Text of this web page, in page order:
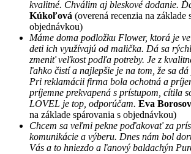
kvalitné. Chválim aj bleskové dodanie.
Kúkoľová (overená recenzia na základe
objednávkou)
Máme doma podložku Flower, ktorá je
deti ich využívajú od malička. Dá sa
zmeniť veľkost podľa potreby. Je z
ľahko čistí a najlepšie je na tom, že sa
Pri reklamácii firma bola ochotná a
príjemne prekvapená s prístupom, cítila
LOVEL je top, odporúčam. Eva
na základe spárovania s objednávkou)
Chcem sa veľmi pekne poďakovať za
komunikácie a výberu. Dnes nám bol
Vás a to hniezdo a ľanový baldachýn